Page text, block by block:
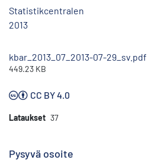
Statistikcentralen
2013
kbar_2013_07_2013-07-29_sv.pdf
449.23 KB
CC BY 4.0
Lataukset 37
Pysyvä osoite